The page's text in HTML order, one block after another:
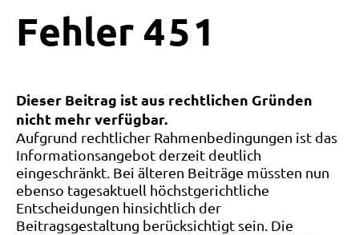
Fehler 4 5 1
Dieser Beitrag ist aus rechtlichen Gründen
nicht mehr verfügbar.
Aufgrund rechtlicher Rahmenbedingungen ist das
Informationsangebot derzeit deutlich
eingeschränkt. Bei älteren Beiträge müssten nun
ebenso tagesaktuell höchstgerichtliche
Entscheidungen hinsichtlich der
Beitragsgestaltung berücksichtigt sein. Die